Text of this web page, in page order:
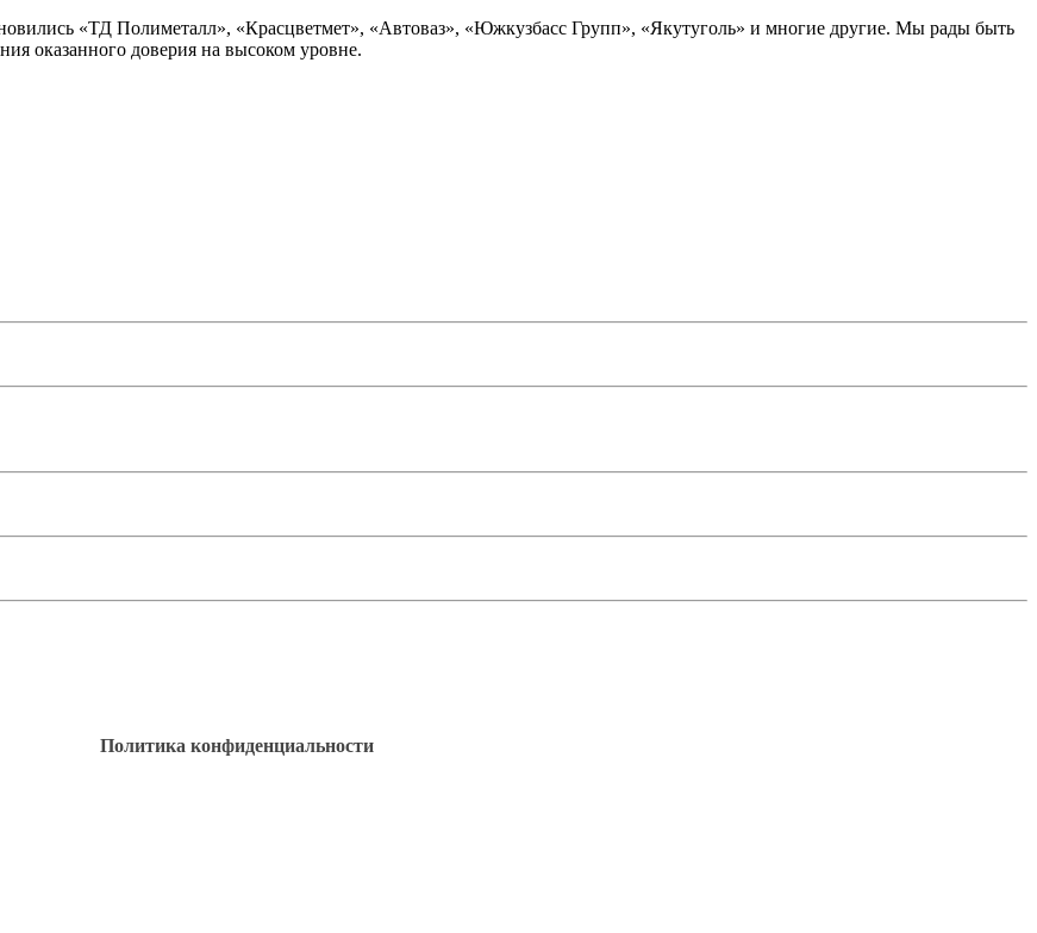
«ТД Полиметалл», «Красцветмет», «Автоваз», «Южкузбасс Групп», «Якутуголь» и многие другие. Мы рады быть
оказанного доверия на высоком уровне.
Политика конфиденциальности